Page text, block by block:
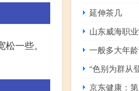
一些。
延伸茶几
山东威海职
一般多大年
“色别为群从